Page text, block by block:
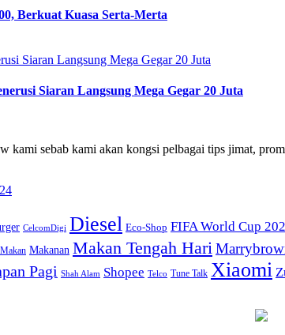
Berkuat Kuasa Serta-Merta
Siaran Langsung Mega Gegar 20 Juta
Siaran Langsung Mega Gegar 20 Juta
kami sebab kami akan kongsi pelbagai tips jimat,
CelcomDigi Diesel Eco-Shop FIFA World Cup
Makan Makanan Makan Tengah Hari
Pagi Shah Alam Shopee Telco Tune Talk Xiaomi